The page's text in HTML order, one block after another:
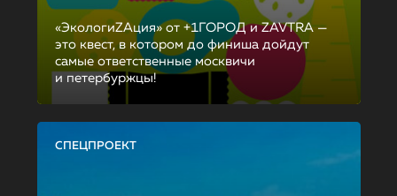
«ЭкологиZAция» от +1ГОРОД и ZAVTRA —
это квест, в котором до финиша дойдут
самые ответственные москвичи
и петербуржцы!
СПЕЦПРОЕКТ